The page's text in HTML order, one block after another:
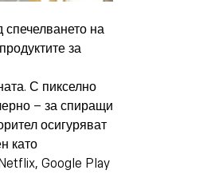
на
за
С пикселно
– за спиращи
осигуряват
като
Google Play